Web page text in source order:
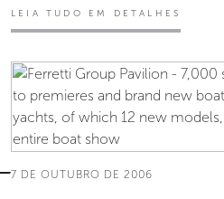
LEIA TUDO EM DETALHES
7 DE OUTUBRO DE 2006